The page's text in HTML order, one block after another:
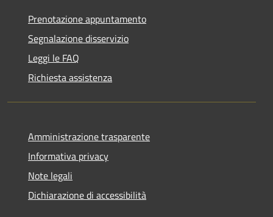
Prenotazione appuntamento
Segnalazione disservizio
Leggi le FAQ
Richiesta assistenza
Amministrazione trasparente
Informativa privacy
Note legali
Dichiarazione di accessibilità